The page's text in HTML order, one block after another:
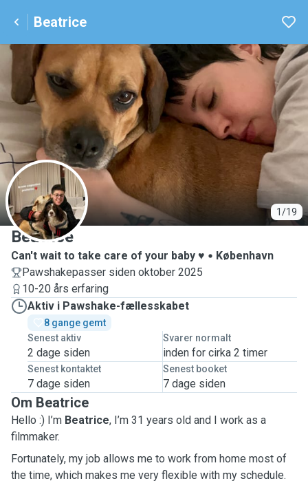
Beatrice
1/19
B
Beatrice
Can't wait to take care of your baby ♥️
København
Pawshakepasser siden oktober 2025
10-20 års erfaring
Aktiv i Pawshake-fællesskabet
8 gange gemt
Senest aktiv
2 dage siden
Svarer normalt
inden for cirka 2 timer
Senest kontaktet
7 dage siden
Senest booket
7 dage siden
Om Beatrice
Hello :) I’m Beatrice, I’m 31 years old and I work as a
filmmaker.
Fortunately, my job allows me to work from home most of
the time, which makes me very flexible with my schedule.